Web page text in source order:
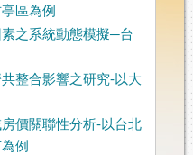
區為例
之系統動態模擬─台
整合影響之研究-以大
價關聯性分析-以台北
例